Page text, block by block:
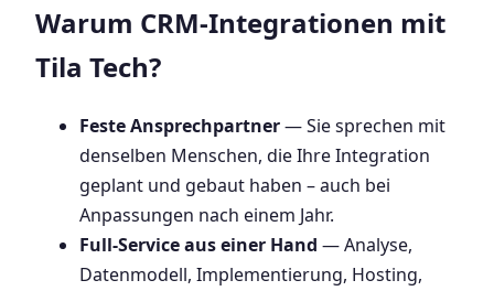
Warum CRM-Integrationen mit
Tila Tech?
Feste Ansprechpartner— Sie sprechen mit
denselben Menschen, die Ihre Integration
geplant und gebaut haben – auch bei
Anpassungen nach einem Jahr.
Full-Service aus einer Hand — Analyse,
Datenmodell, Implementierung, Hosting,